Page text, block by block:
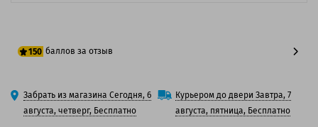
150 баллов за отзыв
125 баллов
150 баллов
Забрать из магазина Сегодня, 6
августа, четверг, Бесплатно
Курьером до двери Завтра, 7
августа, пятница, Бесплатно